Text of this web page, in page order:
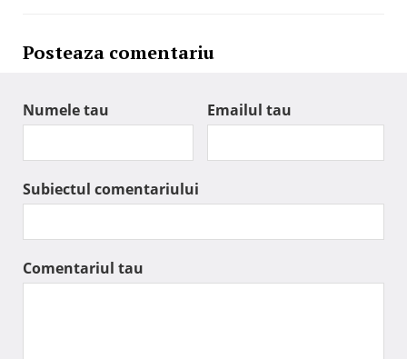
Posteaza comentariu
Numele tau Emailul tau
Subiectul comentariului
Comentariul tau